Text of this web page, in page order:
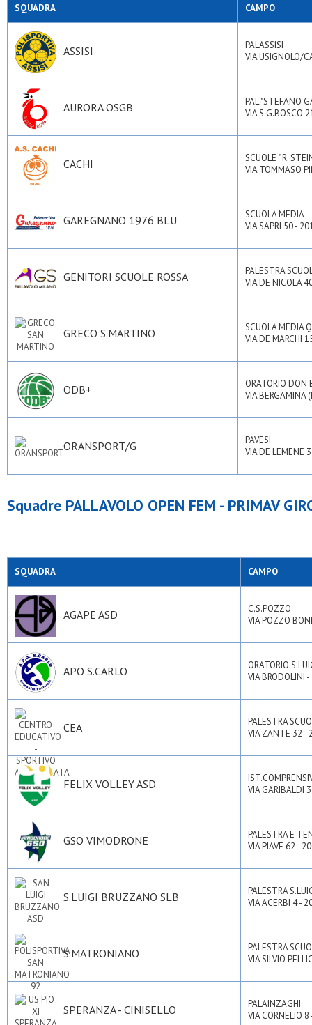
SQUADRA CAMPO
ASSISI
PALASSISI
VIA USIGNOLO/
AURORA OSGB
PAL."STEFANO
VIA S.G.BOSCO
CACHI
SCUOLE " R.
VIA TOMMASO
GAREGNANO 1976 BLU
SCUOLA MEDIA
VIA SAPRI 50 -
GENITORI SCUOLE ROSSA
PALESTRA
VIA DE NICOLA
GRECO S.MARTINO
SCUOLA MEDIA
VIA DE MARCHI
ODB+
ORATORIO DON
VIA BERGAMINA
ORANSPORT/G
PAVESI
VIA DE LEMENE
Squadre PALLAVOLO OPEN FEM - PRIMAV
SQUADRA CAMPO
AGAPE ASD
C.S.POZZO
VIA POZZO
APO S.CARLO
ORATORIO
VIA BRODOLINI
CEA
PALESTRA
VIA ZANTE 32 -
FELIX VOLLEY ASD
VIA GARIBALDI
GSO VIMODRONE
PALESTRA E
VIA PIAVE 62 -
S.LUIGI BRUZZANO SLB
PALESTRA
VIA ACERBI 4 -
S.MATRONIANO
PALESTRA
VIA SILVIO
SPERANZA - CINISELLO
PALAINZAGHI
VIA CORNELIO